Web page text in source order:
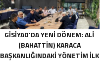
GİSİYAD’DA YENI DÖNEM: ALI
(BAHATTIN) KARACA
BAŞKANLIĞINDAKI YÖNETIM İLK